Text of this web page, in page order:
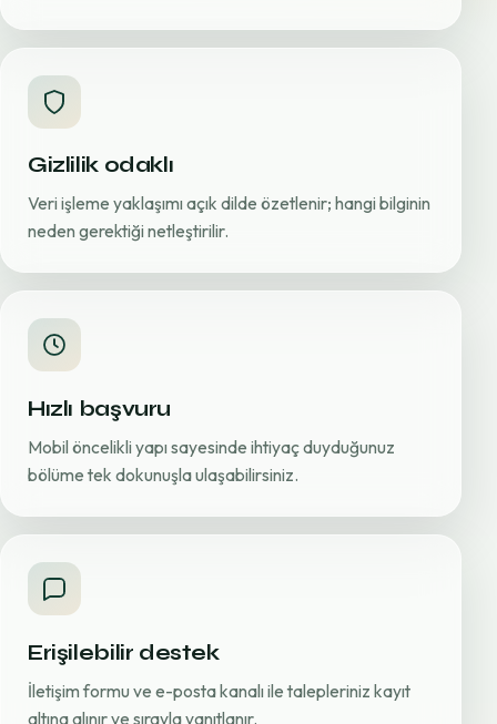
Gizlilik odaklı
Veri işleme yaklaşımı açık dilde özetlenir; hangi bilginin
neden gerektiği netleştirilir.
Hızlı başvuru
Mobil öncelikli yapı sayesinde ihtiyaç duyduğunuz
bölüme tek dokunuşla ulaşabilirsiniz.
Erişilebilir destek
İletişim formu ve e-posta kanalı ile talepleriniz kayıt
altına alınır ve sırayla yanıtlanır.